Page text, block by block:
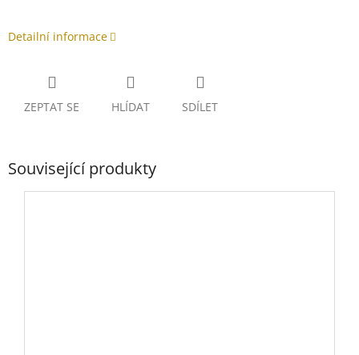
Detailní informace
ZEPTAT SE HLÍDAT SDÍLET
Související produkty